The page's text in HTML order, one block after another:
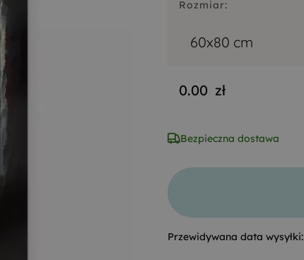
Rozmiar:
60x80 cm
0.00 zł
Bezpieczna dostawa
Przewidywana data wysyłki: